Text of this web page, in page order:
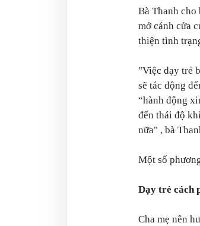
Bà Thanh
mở cánh cửa
thiện tình
"Việc dạy trẻ
sẽ tác động
“hành động
đến thái độ
nữa" , bà
Một số
Dạy trẻ cách
Cha mẹ nên